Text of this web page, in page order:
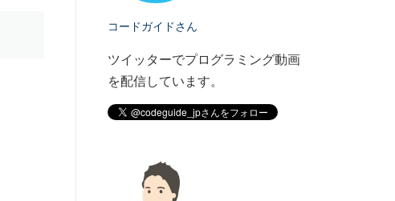
コードガイドさん
ツイッターでプログラミング動画
を配信しています。